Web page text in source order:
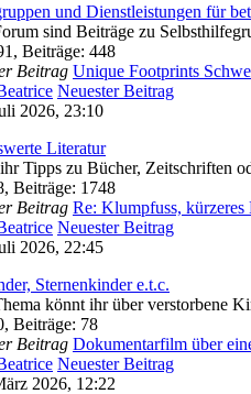
und Dienstleistungen für
sind Beiträge zu
, Beiträge: 448
Beitrag Unique Footprints
Neuester Beitrag
2026, 23:10
Literatur
Tipps zu Bücher, Zeitschriften
, Beiträge: 1748
Beitrag Re: Klumpfuss,
Neuester Beitrag
2026, 22:45
Sternenkinder e.t.c.
könnt ihr über verstorbene
, Beiträge: 78
Beitrag Dokumentarfilm über
Neuester Beitrag
2026, 12:22